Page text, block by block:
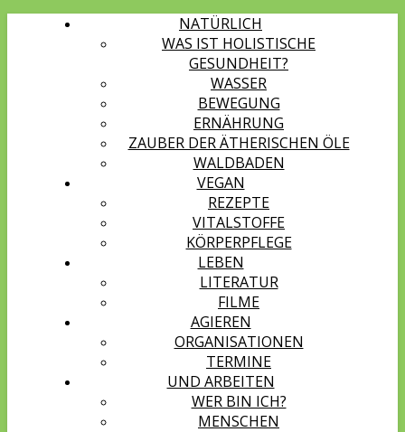
NATÜRLICH
WAS IST HOLISTISCHE
GESUNDHEIT?
WASSER
BEWEGUNG
ERNÄHRUNG
ZAUBER DER ÄTHERISCHEN ÖLE
WALDBADEN
VEGAN
REZEPTE
VITALSTOFFE
KÖRPERPFLEGE
LEBEN
LITERATUR
FILME
AGIEREN
ORGANISATIONEN
TERMINE
UND ARBEITEN
WER BIN ICH?
MENSCHEN